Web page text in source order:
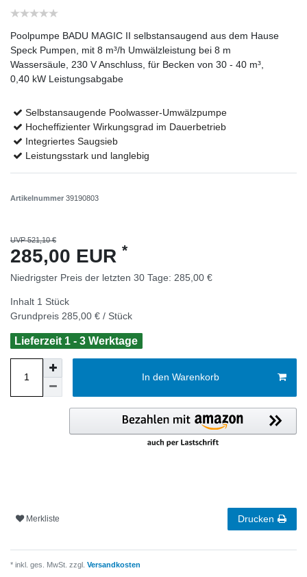
Poolpumpe BADU MAGIC II selbstansaugend aus dem Hause
Speck Pumpen, mit 8 m³/h Umwälzleistung bei 8 m
Wassersäule, 230 V Anschluss, für Becken von 30 - 40 m³,
0,40 kW Leistungsabgabe
Selbstansaugende Poolwasser-Umwälzpumpe
Hocheffizienter Wirkungsgrad im Dauerbetrieb
Integriertes Saugsieb
Leistungsstark und langlebig
Artikelnummer 39190803
UVP 521,10 €
285,00 EUR *
Niedrigster Preis der letzten 30 Tage: 285,00 €
Inhalt 1 Stück
Grundpreis 285,00 € / Stück
Lieferzeit 1 - 3 Werktage
In den Warenkorb
Merkliste Drucken
* inkl. ges. MwSt. zzgl. Versandkosten